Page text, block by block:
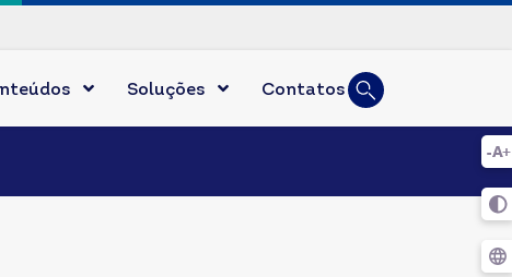
Busca
Digite duas ou
Soluções Contatos